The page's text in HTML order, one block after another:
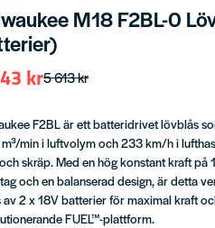
M18 F2BL-0
5 613 kr
kr
F2BL är ett batteridrivet lövblås
m³/min i luftvolym och 233 km/h i
skräp. Med en hög konstant kraft på
och en balanserad design, är detta
av 2 x 18V batterier för maximal kraft
FUEL™-plattform.